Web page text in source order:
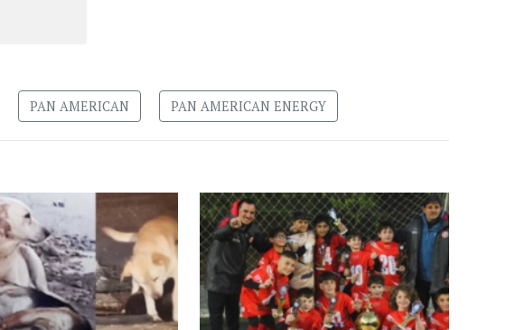
PAN AMERICAN PAN AMERICAN ENERGY